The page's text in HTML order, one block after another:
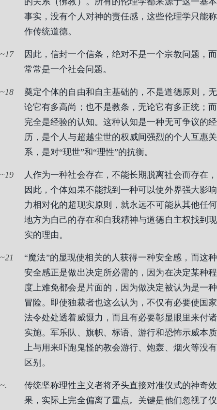
事实，没有个人对神的责任感，这些伦理学只能称
作传统道德。
17
因此，信封一个信条，绝对不是一个宗教问题，而
常常是一个社会问题。
18
奠定个体的自由和自主基础的，不是道德原则，无
论它有多高尚；也不是教条，无论它有多正统；而
完全是经验的认知。这种认知是一种无可争议的经
历，是个人与超越尘世的权威间强烈的个人互惠关
系，是对“现世”和“理性”的抗衡。
19
人作为一种社会存在，不能长期脱离社会而存在，
因此，个体如果不能找到一种可以使外界强大影响
力相对化的超现实原则，就永远不可能从其他任何
地方为自己的存在和自我精神与道德自主权找到现
实的理由。
21
“魔法”的显现使相关的人获得一种安全感，而这种
安全感正是做出决定所必需的，因为在决定某种程
度上难免都会是片面的，因为做决定被认为是一种
冒险。即使独裁者也这么认为，不仅有必要使国家
法令处处透着威慑力，而且有必要彰显眼里来付诸
实施。军乐队、旗帜、标语、游行和恐怖示威本质
上与用来吓跑鬼怪的教会游行、炮轰、烟火等没有
区别。
.
传统坚称理性主义者将矛头直接对准仪式的神奇效
果，实际上完全偏离了重点。关键是他们忽视了仪